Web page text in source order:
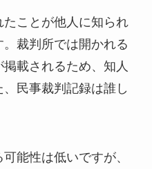
たことが他人に知られ
裁判所では開かれる
載されるため、知人
民事裁判記録は誰し
能性は低いですが、